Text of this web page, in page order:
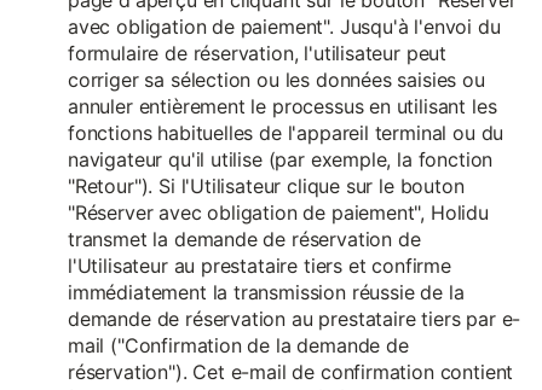
avec obligation de paiement". Jusqu'à l'envoi du
formulaire de réservation, l'utilisateur peut
corriger sa sélection ou les données saisies ou
annuler entièrement le processus en utilisant les
fonctions habituelles de l'appareil terminal ou du
navigateur qu'il utilise (par exemple, la fonction
"Retour"). Si l'Utilisateur clique sur le bouton
"Réserver avec obligation de paiement", Holidu
transmet la demande de réservation de
l'Utilisateur au prestataire tiers et confirme
immédiatement la transmission réussie de la
demande de réservation au prestataire tiers par e-
mail ("Confirmation de la demande de
réservation"). Cet e-mail de confirmation contient